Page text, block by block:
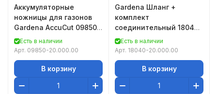
Аккумуляторные
ножницы для газонов
Gardena AccuCut 09850-
20.000.00
Есть в наличии
Арт. 09850-20.000.00
В корзину
Gardena Шланг +
комплект
соединительный 18040-
20.000.00, Комплект
соединительный.
Есть в наличии
Арт. 18040-20.000.00
В корзину